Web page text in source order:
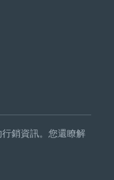
銷資訊。您還瞭解